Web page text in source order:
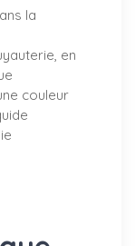
la
en
couleur